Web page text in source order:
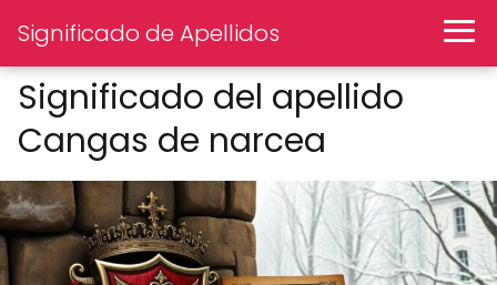
Significado de Apellidos
Significado del apellido
Cangas de narcea